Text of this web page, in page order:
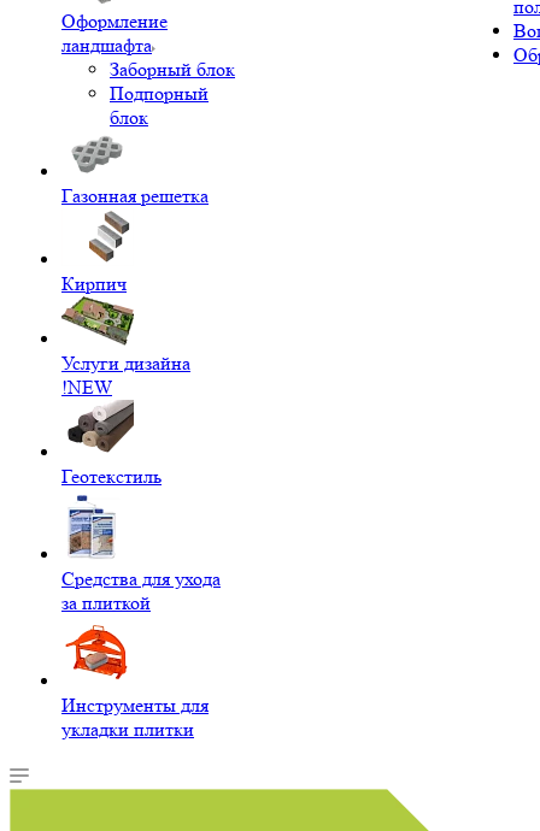
Оформление
ландшафта
Заборный блок
Подпорный
блок
Газонная решетка
Кирпич
Услуги дизайна
!NEW
Геотекстиль
Средства для ухода
за плиткой
Инструменты для
укладки плитки